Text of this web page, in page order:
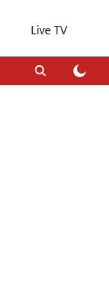
Live TV